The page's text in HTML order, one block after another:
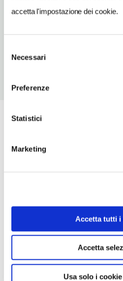
accetta l'impostazione dei cookie.
delNecessari
Preferenze
Statistici
Marketing
Accetta tutti i
Accetta
Usa solo i